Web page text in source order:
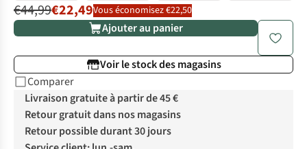
€44,99€22,49Vous économisez €22,50
Ajouter au panier
Voir le stock des magasins
Comparer
Livraison gratuite à partir de 45 €
Retour gratuit dans nos magasins
Retour possible durant 30 jours